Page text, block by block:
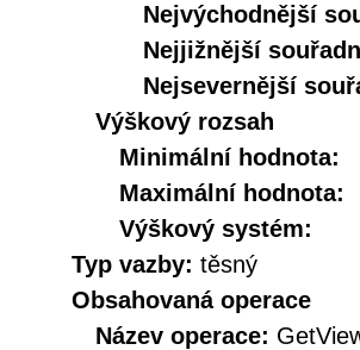
Nejvýchodnější
Nejjižnější
Nejsevernější
Výškový rozsah
Minimální hodnota:
Maximální hodnota:
Výškový systém:
Typ vazby: těsný
Obsahovaná operace
Název operace: